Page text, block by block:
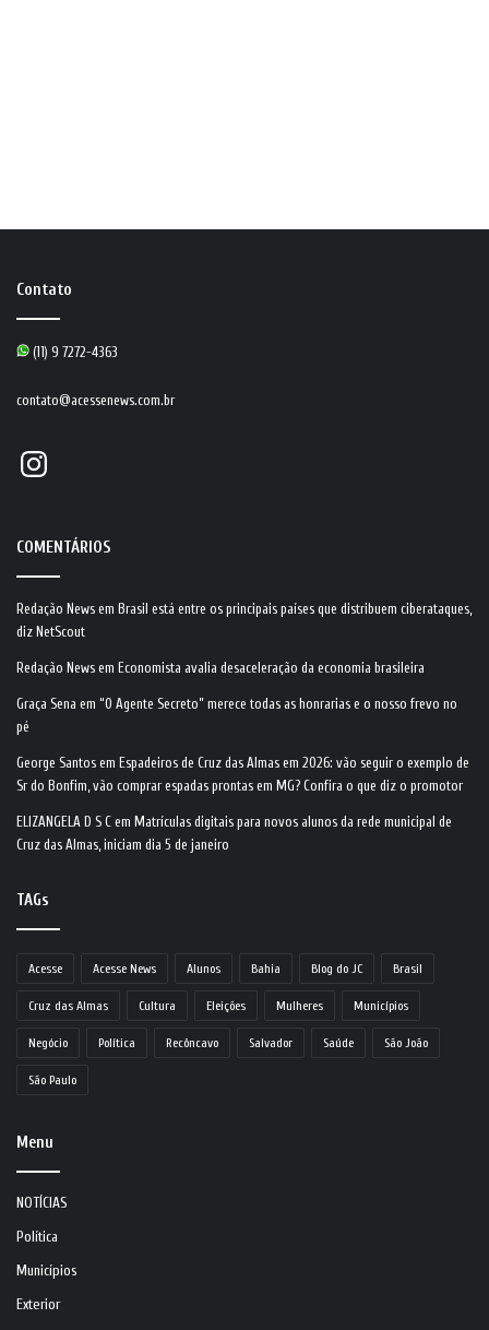
Contato
(11) 9 7272-4363
contato@acessenews.com.br
Instagram
COMENTÁRIOS
Redação News em Brasil está entre os principais países que distribuem ciberataques,
diz NetScout
Redação News em Economista avalia desaceleração da economia brasileira
Graça Sena em “O Agente Secreto” merece todas as honrarias e o nosso frevo no
pé
George Santos em Espadeiros de Cruz das Almas em 2026: vão seguir o exemplo de
Sr do Bonfim, vão comprar espadas prontas em MG? Confira o que diz o promotor
ELIZANGELA D S C em Matrículas digitais para novos alunos da rede municipal de
Cruz das Almas, iniciam dia 5 de janeiro
TAGs
Acesse Acesse News Alunos Bahia Blog do JC Brasil
Cruz das Almas Cultura Eleições Mulheres Municípios
Negócio Política Recôncavo Salvador Saúde São João
São Paulo
Menu
NOTÍCIAS
Política
Municípios
Exterior